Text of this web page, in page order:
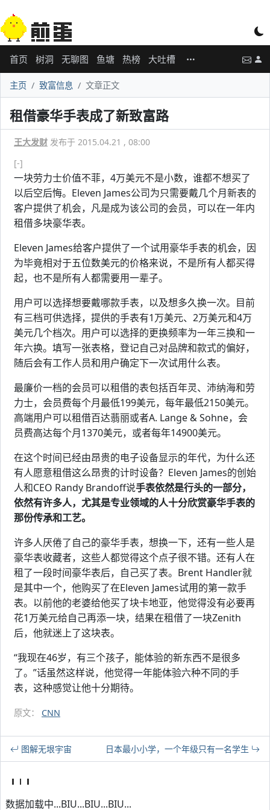
首页 树洞 无聊图 鱼塘 热榜 大吐槽
主页 致富信息 文章正文
租借豪华手表成了新致富路
王大发财 发布于 2015.04.21 , 08:00
[-]
一块劳力士价值不菲，4万美元不是小数，谁都不想买了
以后空后悔。Eleven James公司为只需要戴几个月新表的
客户提供了机会，凡是成为该公司的会员，可以在一年内
租借多块豪华表。
Eleven James给客户提供了一个试用豪华手表的机会，因
为毕竟相对于五位数美元的价格来说，不是所有人都买得
起，也不是所有人都需要用一辈子。
用户可以选择想要戴哪款手表，以及想多久换一次。目前
有三档可供选择，提供的手表有1万美元、2万美元和4万
美元几个档次。用户可以选择的更换频率为一年三换和一
年六换。填写一张表格，登记自己对品牌和款式的偏好，
随后会有工作人员和用户确定下一次试用什么表。
最廉价一档的会员可以租借的表包括百年灵、沛纳海和劳
力士，会员费每个月最低199美元，每年最低2150美元。
高端用户可以租借百达翡丽或者A. Lange & Sohne，会
员费高达每个月1370美元，或者每年14900美元。
在这个时间已经由昂贵的电子设备显示的年代，为什么还
有人愿意租借这么昂贵的计时设备？Eleven James的创始
人和CEO Randy Brandoff说手表依然是行头的一部分，
依然有许多人，尤其是专业领域的人十分欣赏豪华手表的
那份传承和工艺。
许多人厌倦了自己的豪华手表，想换一下，还有一些人是
豪华表收藏者，这些人都觉得这个点子很不错。还有人在
租了一段时间豪华表后，自己买了表。Brent Handler就
是其中一个，他购买了在Eleven James试用的第一款手
表。以前他的老婆给他买了块卡地亚，他觉得没有必要再
花1万美元给自己再添一块，结果在租借了一块Zenith
后，他就迷上了这块表。
“我现在46岁，有三个孩子，能体验的新东西不是很多
了。”话虽然这样说，他觉得一年能体验六种不同的手
表，这种感觉让他十分期待。
原文： CNN
图解无垠宇宙 日本最小小学，一个年级只有一名学生
数据加载中...BIU...BIU...BIU...